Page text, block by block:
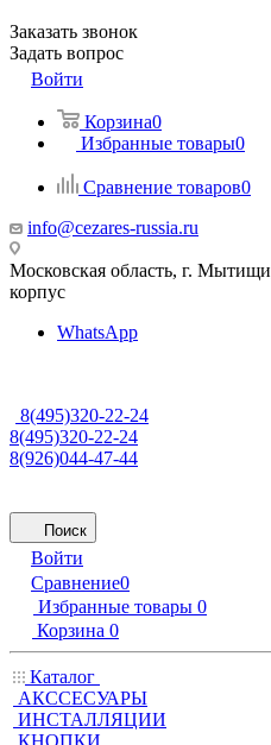
Заказать звонок
Задать вопрос
Войти
Корзина0
Избранные товары0
Сравнение товаров0
info@cezares-russia.ru
Московская область, г. Мытищи
корпус
WhatsApp
8(495)320-22-24
8(495)320-22-24
8(926)044-47-44
Поиск
Войти
Сравнение0
Избранные товары 0
Корзина 0
Каталог
АКССЕСУАРЫ
ИНСТАЛЛЯЦИИ
КНОПКИ